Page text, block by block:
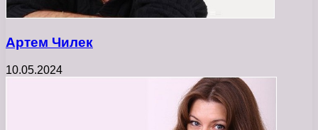
Артем Чилек
10.05.2024